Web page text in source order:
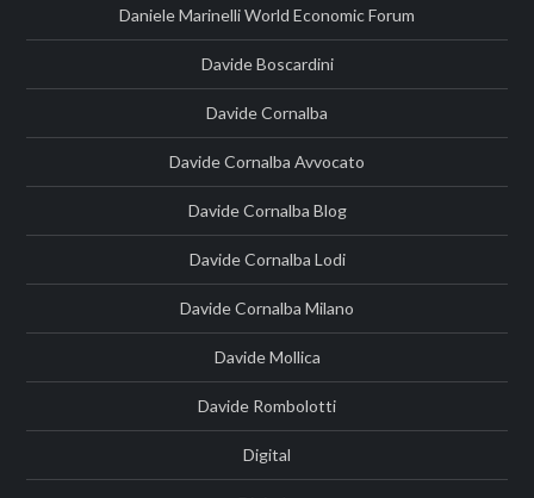
Daniele Marinelli World Economic Forum
Davide Boscardini
Davide Cornalba
Davide Cornalba Avvocato
Davide Cornalba Blog
Davide Cornalba Lodi
Davide Cornalba Milano
Davide Mollica
Davide Rombolotti
Digital